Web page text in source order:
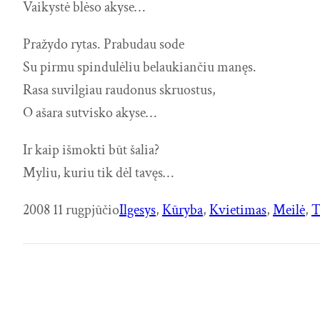
Vaikystė blėso akyse…
Pražydo rytas. Prabudau sode
Su pirmu spindulėliu belaukiančiu manęs.
Rasa suvilgiau raudonus skruostus,
O ašara sutvisko akyse…
Ir kaip išmokti būt šalia?
Myliu, kuriu tik dėl tavęs…
2008 11 rugpjūčioIlgesys, Kūryba, Kvietimas, Meilė,